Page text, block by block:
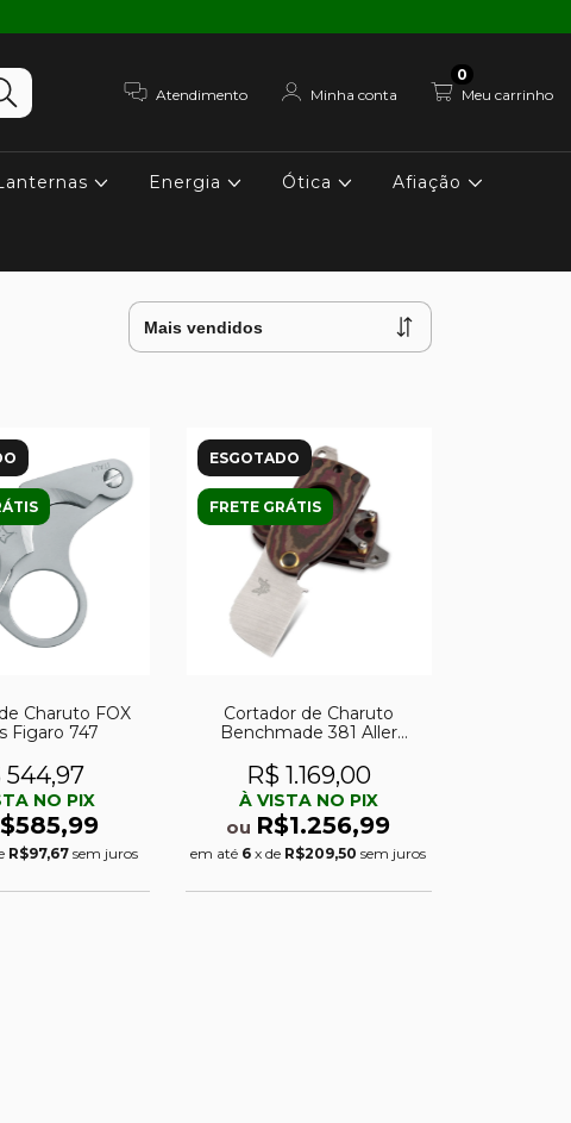
Atendimento Minha conta Meu carrinho
0
Energia Ótica Afiação
Charuto FOX
Figaro 747
544,97
NO PIX
R$97,67 sem juros
ESGOTADO
FRETE GRÁTIS
Cortador de Charuto
Benchmade 381 Aller
Friction
R$ 1.169,00
À VISTA NO PIX
ou R$1.256,99
em até 6 x de R$209,50 sem juros